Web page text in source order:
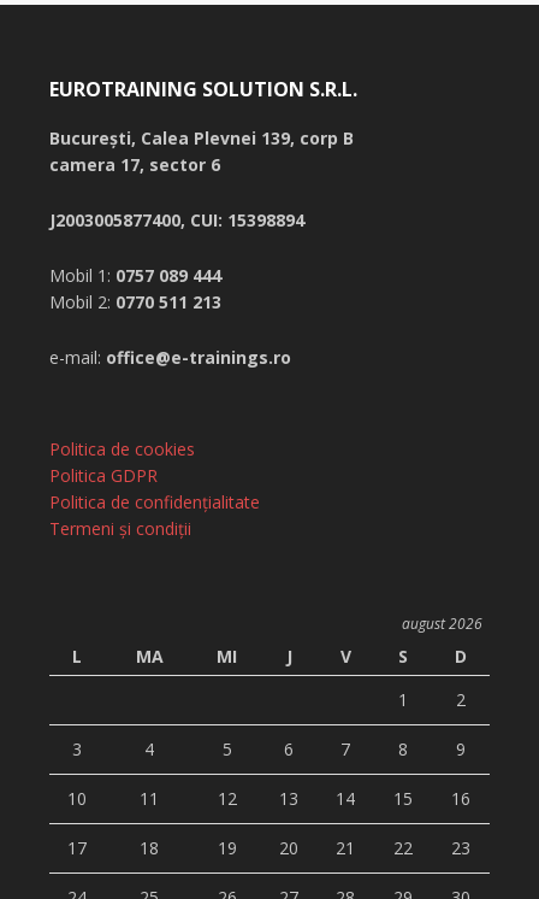
EUROTRAINING SOLUTION S.R.L.
București, Calea Plevnei 139, corp B
camera 17, sector 6
J2003005877400, CUI: 15398894
Mobil 1: 0757 089 444
Mobil 2: 0770 511 213
e-mail: office@e-trainings.ro
Politica de cookies
Politica GDPR
Politica de confidențialitate
Termeni și condiții
august 2026
L MA MI J V S
D
1
2
3 4 5 6 7 8 9
10 11 12 13 14 15 16
17 18 19 20 21 22 23